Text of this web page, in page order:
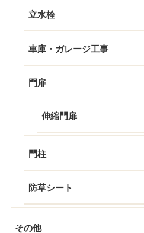
立水栓
車庫・ガレージ工事
門扉
伸縮門扉
門柱
防草シート
その他